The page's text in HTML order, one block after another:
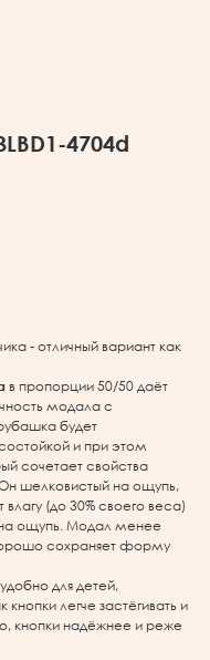
4704d
- отличный вариант как
в пропорции 50/50 даёт
модала с
будет
и при этом
сочетает свойства
Он шелковистый на ощупь,
(до 30% своего веса)
на ощупь. Модал менее
сохраняет форму
для детей,
легче застёгивать и
кнопки надёжнее и реже